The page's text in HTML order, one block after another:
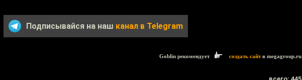
Подписывайся на наш канал в Telegram
Goblin рекомендует создать сайтв megagroup.ru